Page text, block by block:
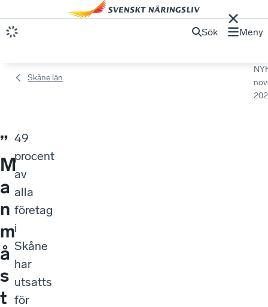
Sök Meny
Skåne län
”
M
a
n
m
å
s
t
49
procent
av
alla
företag
i
Skåne
har
utsatts
för